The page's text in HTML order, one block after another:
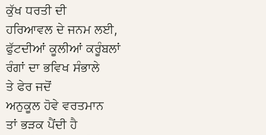
ਕੁੱਖ ਧਰਤੀ ਦੀ
ਹਰਿਆਵਲ ਦੇ ਜਨਮ ਲਈ,
ਫੁੱਟਦੀਆਂ ਕੂਲੀਆਂ ਕਰੂੰਬਲਾਂ
ਰੰਗਾਂ ਦਾ ਭਵਿਖ ਸੰਭਾਲੇ
ਤੇ ਫੇਰ ਜਦੋਂ
ਅਨੁਕੂਲ ਹੋਵੇ ਵਰਤਮਾਨ
ਤਾਂ ਭੜਕ ਪੈਂਦੀ ਹੈ